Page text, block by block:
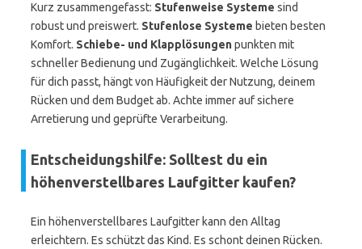
Kurz zusammengefasst: Stufenweise Systeme sind
robust und preiswert. Stufenlose Systeme bieten besten
Komfort. Schiebe- und Klapplösungenpunkten mit
schneller Bedienung und Zugänglichkeit. Welche Lösung
für dich passt, hängt von Häufigkeit der Nutzung, deinem
Rücken und dem Budget ab. Achte immer auf sichere
Arretierung und geprüfte Verarbeitung.
Entscheidungshilfe: Solltest du ein
höhenverstellbares Laufgitter kaufen?
Ein höhenverstellbares Laufgitter kann den Alltag
erleichtern. Es schützt das Kind. Es schont deinen Rücken.